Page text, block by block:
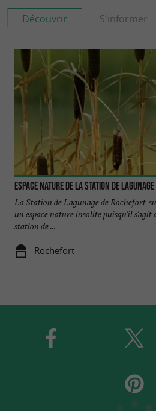
Découvrir S'informer
Espace Nature de la Station de Lagunage
La Station de Lagunage de Rochefort-
un espace nature insolite puisqu’il s’agit
station de ...
Rochefort